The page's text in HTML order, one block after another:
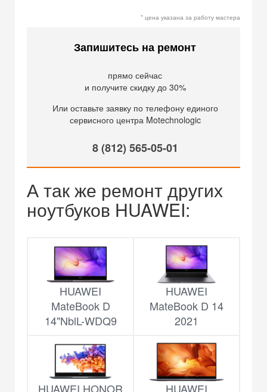
* цена указана за работу мастера
Запишитесь на ремонт
прямо сейчас
и получите скидку до 30%
Или оставьте заявку по телефону единого
сервисного центра Motechnologic
8 (812) 565-05-01
А так же ремонт других
ноутбуков HUAWEI:
HUAWEI
MateBook D
14"NblL-WDQ9
HUAWEI
MateBook D 14
2021
HUAWEI HONOR
HUAWEI